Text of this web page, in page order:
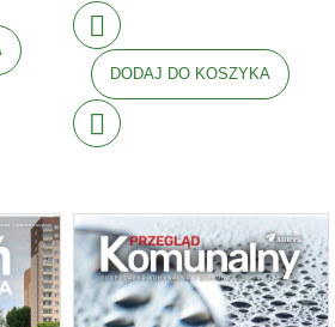
DODAJ DO KOSZYKA